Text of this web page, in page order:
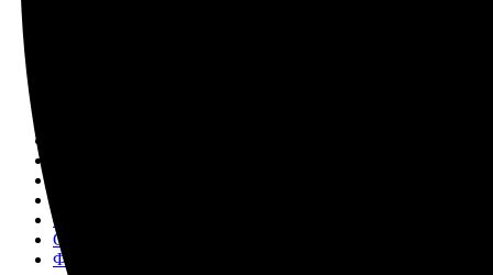
Сигнализация и автоматика
Судовая запорная арматура
Фильтры и фильтроэлементы